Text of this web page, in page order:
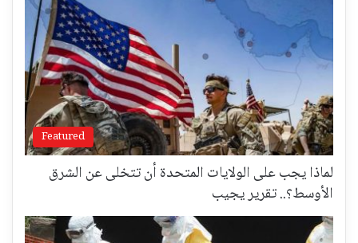
Featured
لماذا يجب على الولايات المتحدة أن تتخلى عن الشرق
الأوسط؟.. تقرير يجيب